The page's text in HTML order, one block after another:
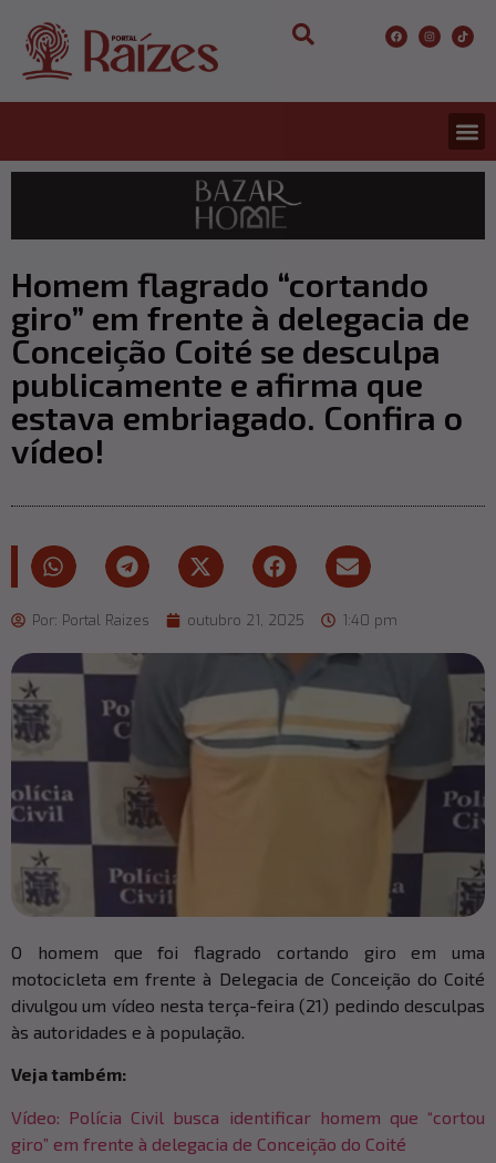
Homem flagrado “cortando
giro” em frente à delegacia de
Conceição Coité se desculpa
publicamente e afirma que
estava embriagado. Confira o
vídeo!
Por: Portal Raizes outubro 21, 2025 1:40 pm
O homem que foi flagrado cortando giro em uma
motocicleta em frente à Delegacia de Conceição do Coité
divulgou um vídeo nesta terça-feira (21) pedindo desculpas
às autoridades e à população.
Veja também:
Vídeo: Polícia Civil busca identificar homem que “cortou
giro” em frente à delegacia de Conceição do Coité